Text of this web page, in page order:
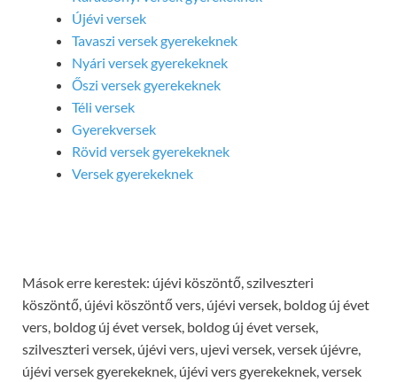
Újévi versek
Tavaszi versek gyerekeknek
Nyári versek gyerekeknek
Őszi versek gyerekeknek
Téli versek
Gyerekversek
Rövid versek gyerekeknek
Versek gyerekeknek
Mások erre kerestek: újévi köszöntő, szilveszteri
köszöntő, újévi köszöntő vers, újévi versek, boldog új évet
vers, boldog új évet versek, boldog új évet versek,
szilveszteri versek, újévi vers, ujevi versek, versek újévre,
újévi versek gyerekeknek, újévi vers gyerekeknek, versek